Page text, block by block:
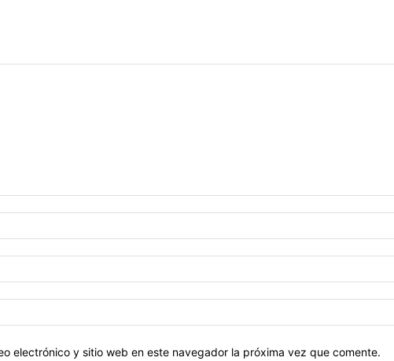
electrónico y sitio web en este navegador la próxima vez que comente.